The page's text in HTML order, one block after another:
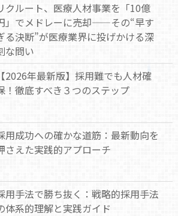
クルート、医療人材事業を「10億
」でメドレーに売却——その“早す
る決断”が医療業界に投げかける深
な問い
【2026年最新版】採用難でも人材確
！徹底すべき３つのステップ
用成功への確かな道筋：最新動向を
さえた実践的アプローチ
用手法で勝ち抜く：戦略的採用手法
体系的理解と実践ガイド